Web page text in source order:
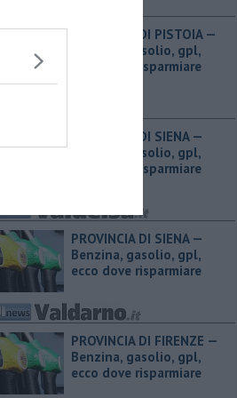
PROVINCIA DI PISTOIA — ​
Benzina, gasolio, gpl,
ecco dove risparmiare
PROVINCIA DI SIENA — ​
Benzina, gasolio, gpl,
ecco dove risparmiare
PROVINCIA DI SIENA — ​
Benzina, gasolio, gpl,
ecco dove risparmiare
PROVINCIA DI FIRENZE — ​
Benzina, gasolio, gpl,
ecco dove risparmiare